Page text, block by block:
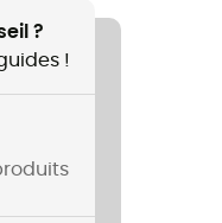
?
!